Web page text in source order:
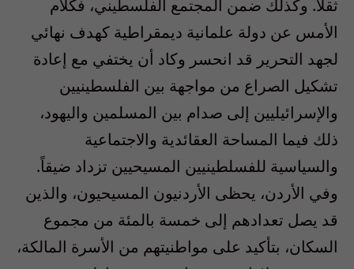
ثقلاً. وكذلك ضمن المجتمع الفلسطيني، فكلام
الأمس عن دولة علمانية ديمقراطية كهدف نهائي
لجهد التحرير قد انحسر وكاد أن يختفي مع إعادة
تشكيل الصراع من مواجهة بين الفلسطينيين
والإسرائيليين إلى صدام بين المسلمين واليهود،
ذلك فيما المساحة العقائدية والاجتماعية
والسياسية للفسلطينيين المسيحيين تزداد ضيقاً.
وفي الأردن، يحظى الأردنيون المسيحيون، والذين
قد يصل تعدادهم إلى خمسة بالمئة من مجموع
السكان، بتأكيد على مواطنيتهم من الأسرة المالكة،